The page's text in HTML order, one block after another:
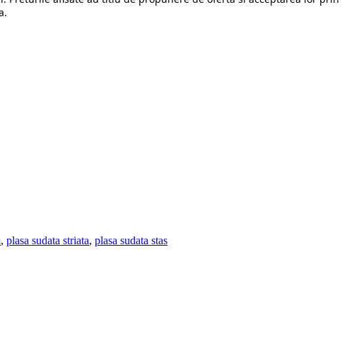
, plasa sudata striata, plasa sudata stas